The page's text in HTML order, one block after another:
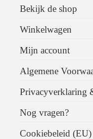
Bekijk de shop
Winkelwagen
Mijn account
Algemene
Privacyverklaring
Nog vragen?
Cookiebeleid (EU)